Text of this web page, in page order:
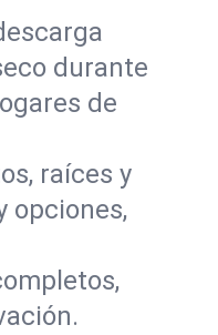
durante
de
raíces y
opciones,